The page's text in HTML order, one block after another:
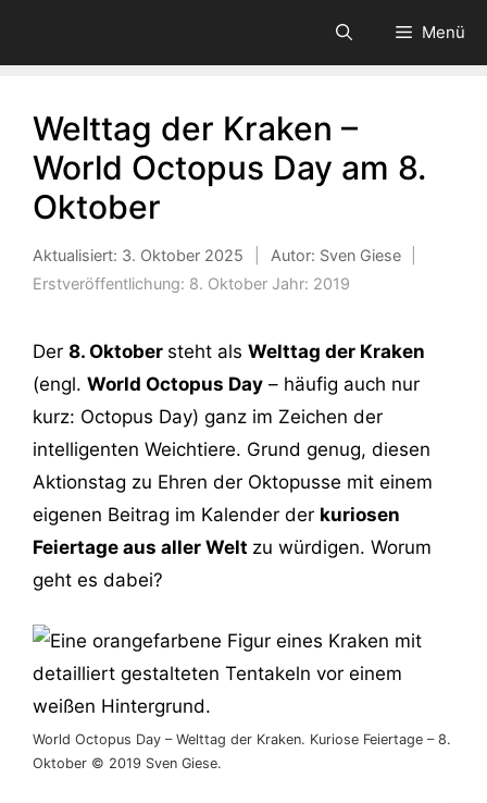
Menü
Welttag der Kraken –
World Octopus Day am 8.
Oktober
Aktualisiert: 3. Oktober 2025 Autor: Sven Giese
Erstveröffentlichung: 8. Oktober Jahr: 2019
Der 8. Oktober steht als Welttag der Kraken
(engl. World Octopus Day – häufig auch nur
kurz: Octopus Day) ganz im Zeichen der
intelligenten Weichtiere. Grund genug, diesen
Aktionstag zu Ehren der Oktopusse mit einem
eigenen Beitrag im Kalender der kuriosen
Feiertage aus aller Welt zu würdigen. Worum
geht es dabei?
World Octopus Day – Welttag der Kraken. Kuriose Feiertage – 8.
Oktober © 2019 Sven Giese.